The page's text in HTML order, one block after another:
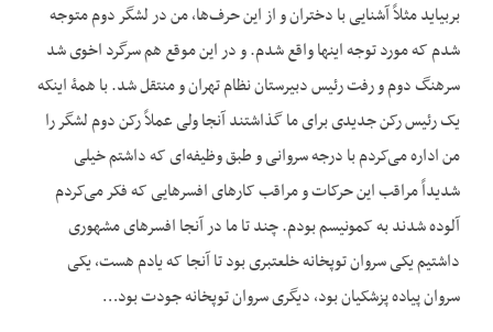
بربیاید مثلاً آشنایی با دختران و از این حرف‌ها، من در لشگر دوم متوجه
شدم که مورد توجه این‏ها واقع شدم. و در این موقع هم سرگرد اخوی شد
سرهنگ دوم و رفت رئیس دبیرستان نظام تهران و منتقل شد. با همۀ اینکه
یک رئیس رکن جدیدی برای ما گذاشتند آنجا ولی عملاً رکن دوم لشگر را
من اداره می‌کردم با درجه سروانی و طبق وظیفه‌ای که داشتم خیلی
شدیداً مراقب این حرکات و مراقب کارهای افسرهایی که فکر می‌کردم
آلوده شدند به کمونیسم بودم. چند تا ما در آنجا افسر‌های مشهوری
داشتیم یکی سروان توپخانه خلعتبری بود تا آنجا که یادم هست، یکی
سروان پیاده پزشکیان بود، دیگری سروان توپخانه جودت بود…